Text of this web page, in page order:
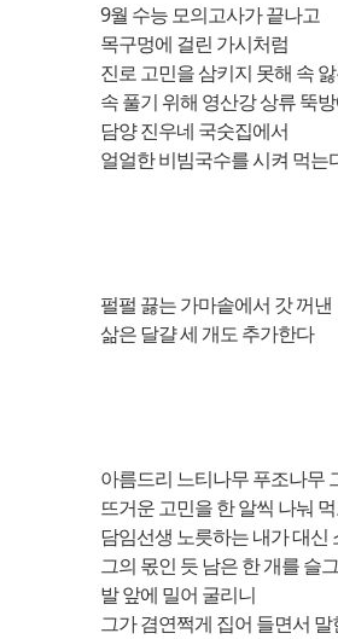
9월 수능 모의고사가 끝나고
목구멍에 걸린 가시처럼
진로 고민을 삼키지 못해 속 앓
속 풀기 위해 영산강 상류 뚝방
담양 진우네 국숫집에서
얼얼한 비빔국수를 시켜 먹는
펄펄 끓는 가마솥에서 갓 꺼낸
삶은 달걀 세 개도 추가한다
아름드리 느티나무 푸조나무 그
뜨거운 고민을 한 알씩 나눠 먹
담임선생 노릇하는 내가 대신 소
그의 몫인 듯 남은 한 개를 슬그
발 앞에 밀어 굴리니
그가 겸연쩍게 집어 들면서 말